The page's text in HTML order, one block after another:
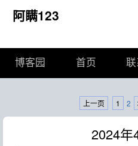
阿瞒123
博客园 首页 联
上一页 1 2
2024年